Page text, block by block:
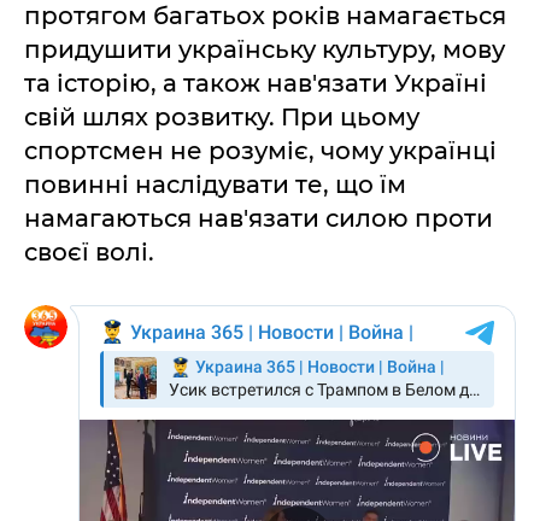
протягом багатьох років намагається
придушити українську культуру, мову
та історію, а також нав'язати Україні
свій шлях розвитку. При цьому
спортсмен не розуміє, чому українці
повинні наслідувати те, що їм
намагаються нав'язати силою проти
своєї волі.